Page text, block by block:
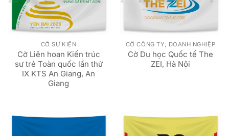
CỜ SỰ KIỆN
Cờ Liên hoan Kiến trúc
sư trẻ Toàn quốc lần thứ
IX KTS An Giang, An
Giang
CỜ CÔNG TY, DOANH NGHIỆP
Cờ Du học Quốc tế The
ZEI, Hà Nội